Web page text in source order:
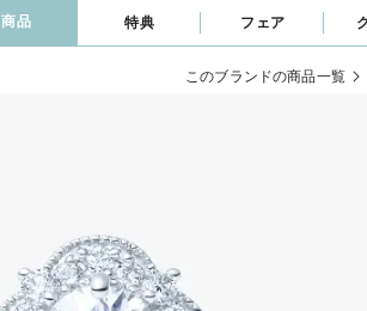
商品 特典 フェア
このブランドの商品一覧